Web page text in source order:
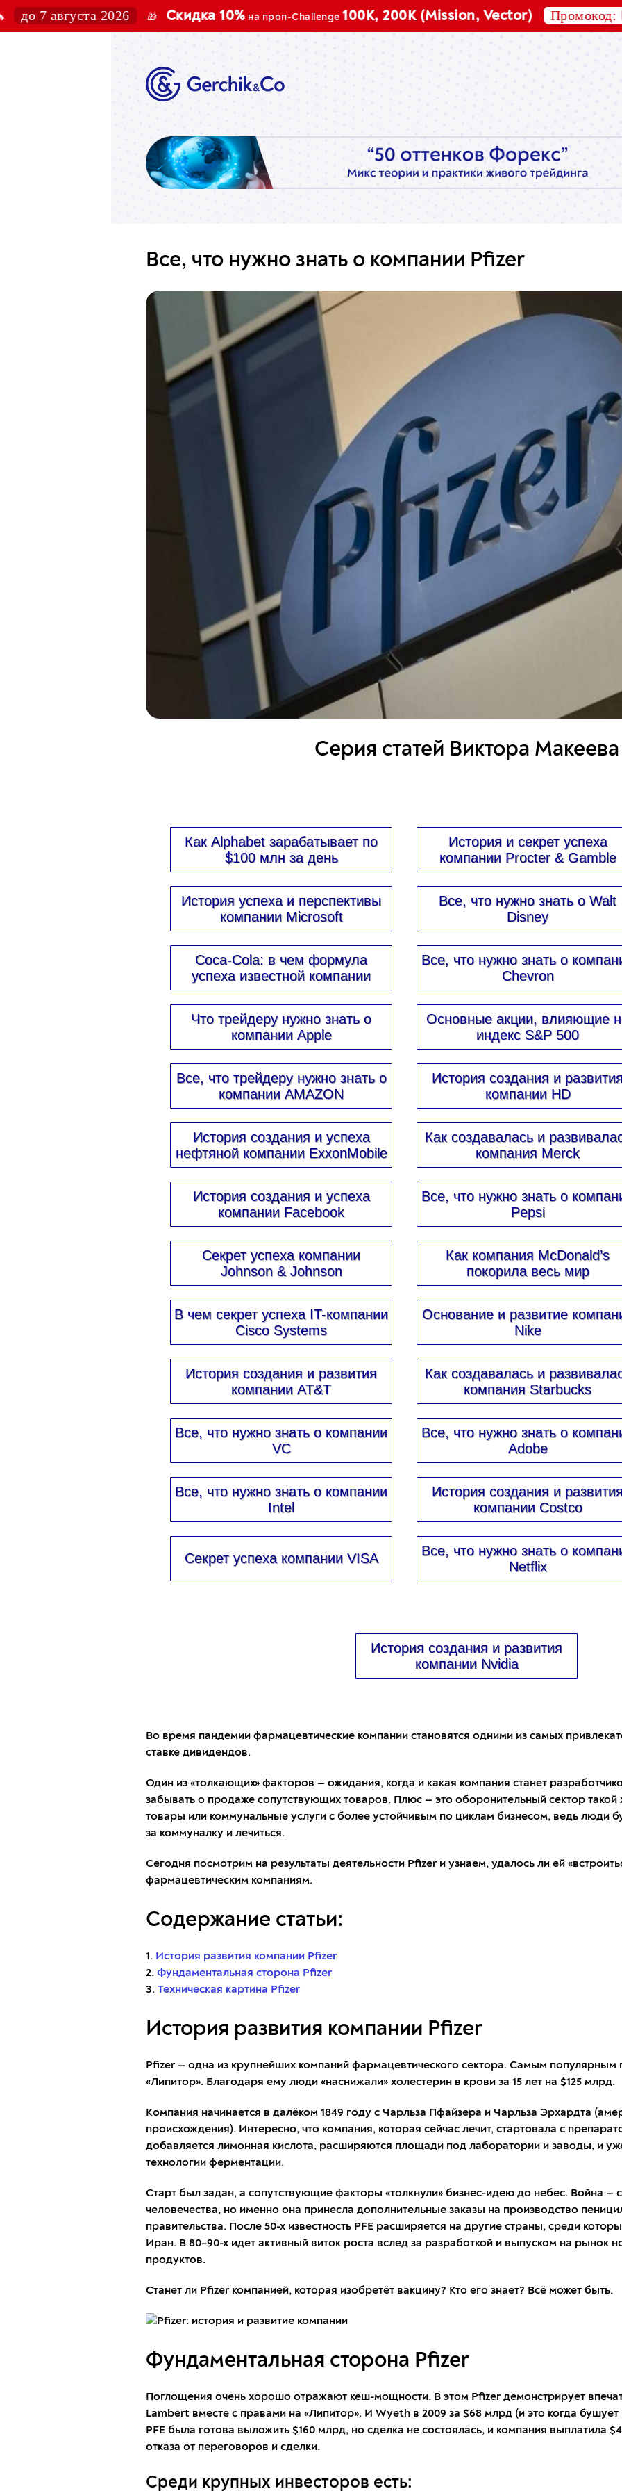
2026 🎁 Скидка 10%на проп-Challenge100K, 200K (Mission, Vector) Промокод:
Все, что нужно знать о компании Pfizer
Серия статей Виктора Макеева
Как Alphabet зарабатывает по
$100 млн за день
История успеха и перспективы
компании Microsoft
Coca-Cola: в чем формула
успеха известной компании
Что трейдеру нужно знать о
компании Apple
Все, что трейдеру нужно знать о
компании AMAZON
История создания и успеха
нефтяной компании ExxonMobile
История создания и успеха
компании Facebook
Секрет успеха компании
Johnson & Johnson
В чем секрет успеха IT-компании
Cisco Systems
История создания и развития
компании AT&T
Все, что нужно знать о компании
VC
Все, что нужно знать о компании
Intel
Секрет успеха компании VISA
История и секрет успеха
компании Procter & Gamble
Все, что нужно знать о Walt
Disney
Все, что нужно знать о
Chevron
Основные акции, влияющие
индекс S&P 500
История создания и
компании HD
Как создавалась и
компания Merck
Все, что нужно знать о
Pepsi
Как компания McDonald’s
покорила весь мир
Основание и развитие
Nike
Как создавалась и
компания Starbucks
Все, что нужно знать о
Adobe
История создания и
компании Costco
Все, что нужно знать о
Netflix
История создания и развития
компании Nvidia
Во время пандемии фармацевтические компании становятся одними из самых
ставке дивидендов.
Один из «толкающих» факторов — ожидания, когда и какая компания станет
забывать о продаже сопутствующих товаров. Плюс — это оборонительный сектор такой
товары или коммунальные услуги с более устойчивым по циклам бизнесом, ведь люди
за коммуналку и лечиться.
Сегодня посмотрим на результаты деятельности Pfizer и узнаем, удалось ли ей
фармацевтическим компаниям.
Содержание статьи:
1. История развития компании Pfizer
2. Фундаментальная сторона Pfizer
3. Техническая картина Pfizer
История развития компании Pfizer
Pfizer — одна из крупнейших компаний фармацевтического сектора. Самым популярным
«Липитор». Благодаря ему люди «наснижали» холестерин в крови за 15 лет на $125 млрд.
Компания начинается в далёком 1849 году с Чарльза Пфайзера и Чарльза Эрхардта
происхождения). Интересно, что компания, которая сейчас лечит, стартовала с
добавляется лимонная кислота, расширяются площади под лаборатории и заводы, и
технологии ферментации.
Старт был задан, а сопутствующие факторы «толкнули» бизнес-идею до небес. Война —
человечества, но именно она принесла дополнительные заказы на производство
правительства. После 50-х известность PFE расширяется на другие страны, среди
Иран. В 80–90-х идет активный виток роста вслед за разработкой и выпуском на рынок
продуктов.
Станет ли Pfizer компанией, которая изобретёт вакцину? Кто его знает? Всё может быть.
Фундаментальная сторона Pfizer
Поглощения очень хорошо отражают кеш-мощности. В этом Pfizer демонстрирует
Lambert вместе с правами на «Липитор». И Wyeth в 2009 за $68 млрд (и это когда
PFE была готова выложить $160 млрд, но сделка не состоялась, и компания выплатила
отказа от переговоров и сделки.
Среди крупных инвесторов есть: